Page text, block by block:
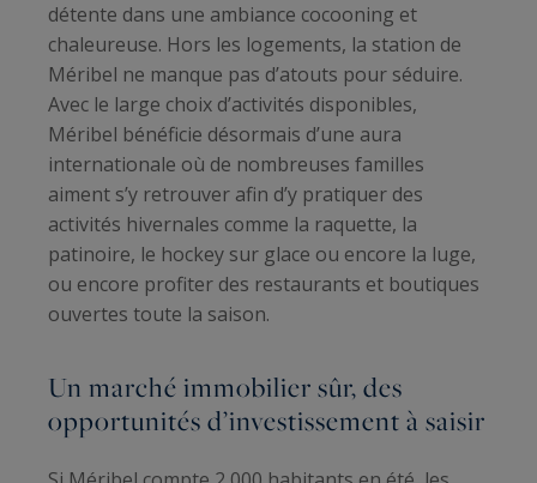
détente dans une ambiance cocooning et
chaleureuse. Hors les logements, la station de
Méribel ne manque pas d’atouts pour séduire.
Avec le large choix d’activités disponibles,
Méribel bénéficie désormais d’une aura
internationale où de nombreuses familles
aiment s’y retrouver afin d’y pratiquer des
activités hivernales comme la raquette, la
patinoire, le hockey sur glace ou encore la luge,
ou encore profiter des restaurants et boutiques
ouvertes toute la saison.
Un marché immobilier sûr, des
opportunités d’investissement à saisir